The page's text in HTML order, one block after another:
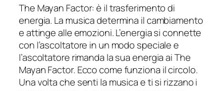
The Mayan Factor: è il trasferimento di
energia. La musica determina il cambiamento
e attinge alle emozioni. L’energia si connette
con l’ascoltatore in un modo speciale e
l’ascoltatore rimanda la sua energia ai The
Mayan Factor. Ecco come funziona il circolo.
Una volta che senti la musica e ti si rizzano i